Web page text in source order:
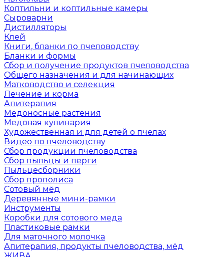
Коптильни и коптильные камеры
Сыроварни
Дистилляторы
Клей
Книги, бланки по пчеловодству
Бланки и формы
Сбор и получение продуктов пчеловодства
Общего назначения и для начинающих
Матководство и селекция
Лечение и корма
Апитерапия
Медоносные растения
Медовая кулинария
Художественная и для детей о пчелах
Видео по пчеловодству
Сбор продукции пчеловодства
Сбор пыльцы и перги
Пыльцесборники
Сбор прополиса
Сотовый мёд
Деревянные мини-рамки
Инструменты
Коробки для сотового меда
Пластиковые рамки
Для маточного молочка
Апитерапия, продукты пчеловодства, мёд